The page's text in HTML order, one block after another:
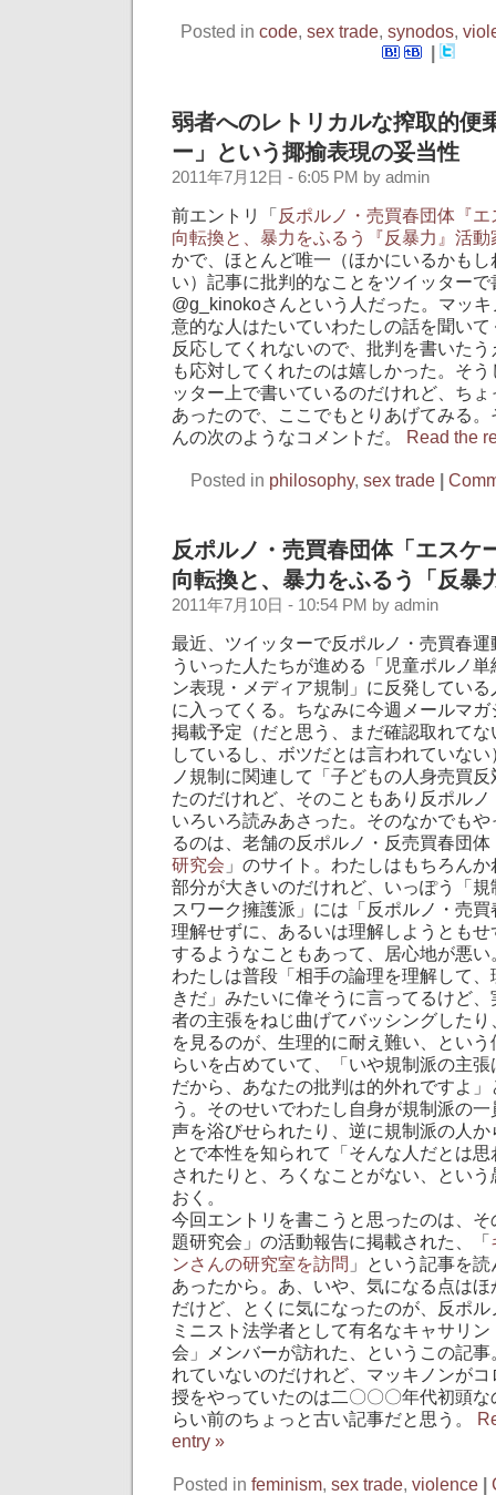
Posted in code, sex trade, synodos,
|
弱者へのレトリカルな搾取的
ー」という揶揄表現の妥当性
2011年7月12日 - 6:05 PM by admin
前エントリ「 反ポルノ・売買春団体『
向転換と、暴力をふるう『反暴力』活動
かで、ほとんど唯一（ほかにいるかも
い）記事に批判的なことをツイッター
@g_kinokoさんという人だった。マッ
意的な人はたいていわたしの話を聞い
反応してくれないので、批判を書いた
も応対してくれたのは嬉しかった。そ
ッター上で書いているのだけれど、ち
あったので、ここでもとりあげてみる
んの次のようなコメントだ。
Read the
Posted in philosophy, sex trade |
反ポルノ・売買春団体「エスケ
向転換と、暴力をふるう「反暴
2011年7月10日 - 10:54 PM by admin
最近、ツイッターで反ポルノ・売買春
ういった人たちが進める「児童ポルノ
ン表現・メディア規制」に反発してい
に入ってくる。ちなみに今週メールマガ
掲載予定（だと思う、まだ確認取れて
しているし、ボツだとは言われていな
ノ規制に関連して「子どもの人身売買
たのだけれど、そのこともあり反ポル
いろいろ読みあさった。そのなかでも
るのは、老舗の反ポルノ・反売買春団体
研究会 」のサイト。わたしはもちろん
部分が大きいのだけれど、いっぽう「
スワーク擁護派」には「反ポルノ・売
理解せずに、あるいは理解しようとも
するようなこともあって、居心地が悪い
わたしは普段「相手の論理を理解して
きだ」みたいに偉そうに言ってるけど
者の主張をねじ曲げてバッシングした
を見るのが、生理的に耐え難い、とい
らいを占めていて、「いや規制派の主
だから、あなたの批判は的外れですよ
う。そのせいでわたし自身が規制派の
声を浴びせられたり、逆に規制派の人
とで本性を知られて「そんな人だとは
されたりと、ろくなことがない、とい
おく。
今回エントリを書こうと思ったのは、
題研究会」の活動報告に掲載された、「
ンさんの研究室を訪問 」という記事を
あったから。あ、いや、気になる点は
だけど、とくに気になったのが、反ポ
ミニスト法学者として有名なキャサリ
会」メンバーが訪れた、というこの記
れていないのだけれど、マッキノンが
授をやっていたのは二〇〇〇年代初頭
らい前のちょっと古い記事だと思う。
entry »
Posted in feminism sex trade violence |